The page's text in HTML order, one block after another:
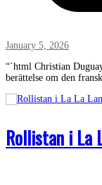
January 5, 2026
“`html Christian
berättelse om den
Rollistan i La